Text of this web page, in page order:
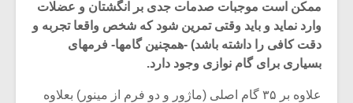
ممکن است موجبات صدمات جدی بر انگشتان و عضلات
وارد نماید و باید وقتی تمرین شود که شخص واقعا تجربه و
دقت کافی را داشته باشد) -همچنین گامها- فرمهای
بسیاری برای گام نوازی وجود دارد.
علاوه بر ۳۵ گام اصلی (ماژور و دو فرم از مینور) بعلاوه